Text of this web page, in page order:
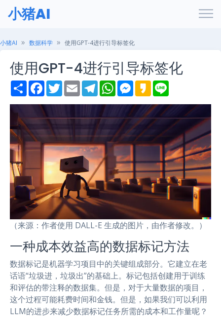
小猪AI
小猪AI 数据科学 使用GPT-4进行引导标签化
使用GPT-4进行引导标签化
S
h
e
F
a
e
b
o
o
k
T
w
t
r
E
m
l
T
e
g
r
m
W
h
s
p
p
M
e
s
e
n
g
e
r
K
a
a
o
e
（来源：作者使用 DALL-E 生成的图片，由作者修改。）
一种成本效益高的数据标记方法
数据标记是机器学习项目中的关键组成部分。它建立在老
话语“垃圾进，垃圾出”的基础上。标记包括创建用于训练
和评估的带注释的数据集。但是，对于大量数据的项目，
这个过程可能耗费时间和金钱。但是，如果我们可以利用
LLM的进步来减少数据标记任务所需的成本和工作量呢？